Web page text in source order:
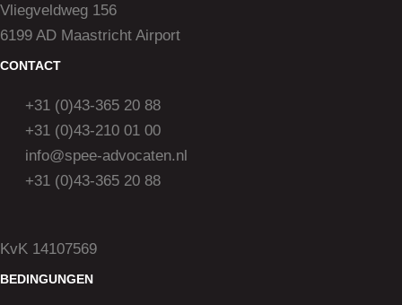
Vliegveldweg 156
6199 AD Maastricht Airport
CONTACT
+31 (0)43-365 20 88
+31 (0)43-210 01 00
info@spee-advocaten.nl
+31 (0)43-365 20 88
KvK 14107569
BEDINGUNGEN